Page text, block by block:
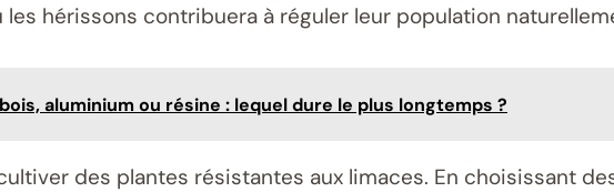
les hérissons contribuera à réguler leur population
aluminium ou résine : lequel dure le plus longtemps ?
des plantes résistantes aux limaces. En choisissant